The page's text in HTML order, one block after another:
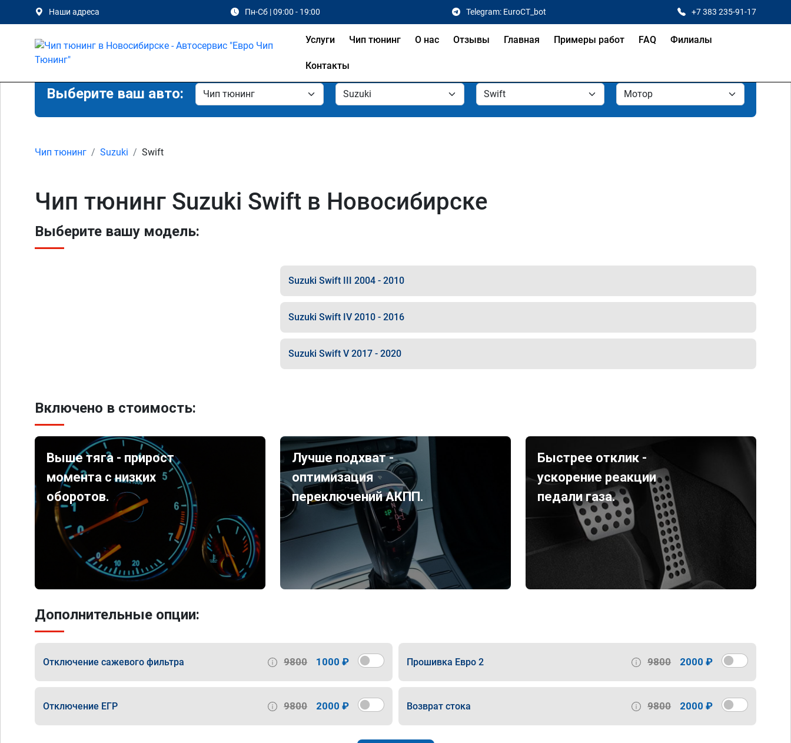
Наши адреса Пн-Сб | 09:00 - 19:00 Telegram: EuroCT_bot +7 383 235-91-17
Услуги Чип тюнинг О нас Отзывы Главная Примеры работ FAQ Филиалы
Контакты
Выберите ваш авто:
Чип тюнинг Suzuki Swift
Чип тюнинг Suzuki Swift в Новосибирске
Выберите вашу модель:
Suzuki Swift III 2004 - 2010
Suzuki Swift IV 2010 - 2016
Suzuki Swift V 2017 - 2020
Включено в стоимость:
Выше тяга - прирост
момента с низких
оборотов.
Лучше подхват -
оптимизация
переключений АКПП.
Быстрее отклик -
ускорение реакции
педали газа.
Дополнительные опции:
Отключение сажевого фильтра 9800 1000 ₽ Прошивка Евро 2 9800 2000 ₽
Отключение ЕГР 9800 2000 ₽ Возврат стока 9800 2000 ₽